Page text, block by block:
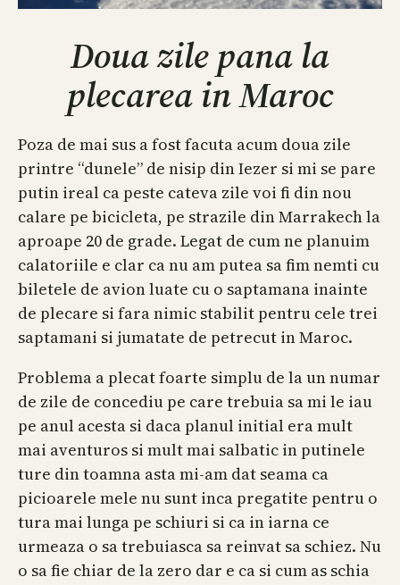
Doua zile pana la
plecarea in Maroc
Poza de mai sus a fost facuta acum doua zile
printre “dunele” de nisip din Iezer si mi se pare
putin ireal ca peste cateva zile voi fi din nou
calare pe bicicleta, pe strazile din Marrakech la
aproape 20 de grade. Legat de cum ne planuim
calatoriile e clar ca nu am putea sa fim nemti cu
biletele de avion luate cu o saptamana inainte
de plecare si fara nimic stabilit pentru cele trei
saptamani si jumatate de petrecut in Maroc.
Problema a plecat foarte simplu de la un numar
de zile de concediu pe care trebuia sa mi le iau
pe anul acesta si daca planul initial era mult
mai aventuros si mult mai salbatic in putinele
ture din toamna asta mi-am dat seama ca
picioarele mele nu sunt inca pregatite pentru o
tura mai lunga pe schiuri si ca in iarna ce
urmeaza o sa trebuiasca sa reinvat sa schiez. Nu
o sa fie chiar de la zero dar e ca si cum as schia